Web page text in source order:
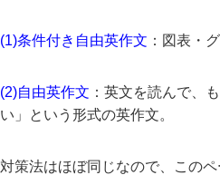
(1)条件付き自由英作文 ：図表・
(2)自由英作文 ：英文を読んで、
い」という形式の英作文。
対策法はほぼ同じなので、この